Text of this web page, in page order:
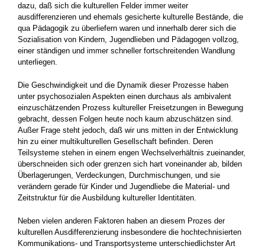
dazu, daß sich die kulturel­len Felder immer weiter
ausdifferenzieren und ehemals gesicherte kulturelle Bestände, die
qua Pädagogik zu überliefern waren und innerhalb derer sich die
Sozialisation von Kindern, Ju­gendlieben und Pädagogen vollzog,
einer stän­digen und immer schneller fortschreitenden Wandlung
unterliegen.
Die Geschwindigkeit und die Dynamik dieser Prozesse haben
unter psychosozialen Aspekten einen durchaus als ambivalent
einzuschätzen­den Prozess kultureller Freisetzungen in Bewe­gung
gebracht, dessen Folgen heute noch kaum abzuschätzen sind.
Außer Frage steht je­doch, daß wir uns mitten in der Entwicklung
hin zu einer multikulturellen Gesellschaft befinden. Deren
Teilsysteme stehen in einem engen Wechselverhältnis zueinander,
überschneiden sich oder grenzen sich hart voneinander ab, bil­den
Überlagerungen, Verdeckungen, Durchmi­schungen, und sie
verändern gerade für Kinder und Jugendliebe die Material- und
Zeitstruktur für die Ausbildung kultureller Identitäten.
Neben vielen anderen Faktoren haben an die­sem Prozes der
kulturellen Ausdifferenzierung insbesondere die hochtechnisierten
Kommuni­kations- und Transportsysteme unterschiedlich­ster Art